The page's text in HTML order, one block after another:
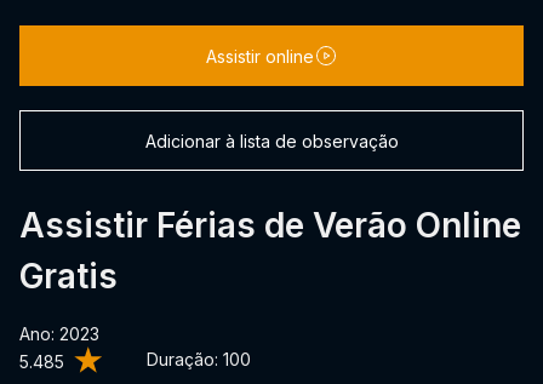
5.485 Duração: 100
Assistir Férias de Verão Online
Gratis
Ano: 2023
Assistir online
Adicionar à lista de observação